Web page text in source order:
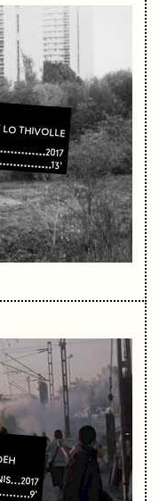
THIVOLLE
2017
13'
2017
9'